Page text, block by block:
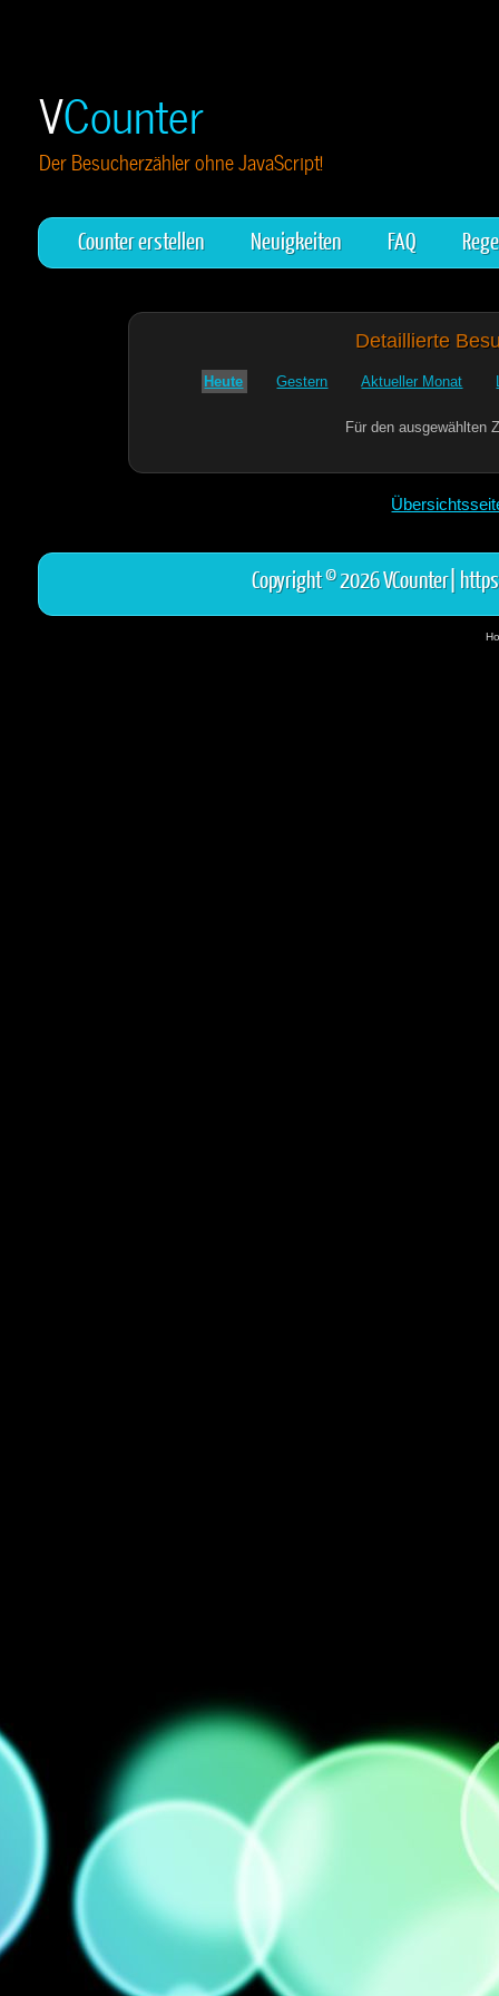
VCounter
Der Besucherzähler ohne JavaScript!
Counter erstellen Neuigkeiten FAQ
Detaillierte
Heute Gestern Aktueller Monat
Für den ausgewählten
Copyright © 2026 VCounter|